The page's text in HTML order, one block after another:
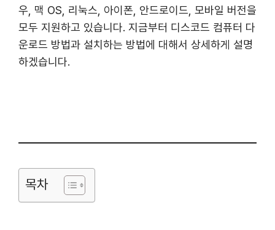
우, 맥 OS, 리눅스, 아이폰, 안드로이드, 모바일 버전을
모두 지원하고 있습니다. 지금부터 디스코드 컴퓨터 다
운로드 방법과 설치하는 방법에 대해서 상세하게 설명
하겠습니다.
목차